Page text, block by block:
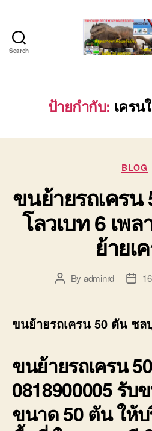
Search
ยก
ของ
ติด
ป้ายกำกับ: เครน
BLOG
ขนย้ายรถเคร
โลวเบท 6 เพ
ย้ายเ
PostBy adminrd
Post
ขนย้ายรถเครน 50 ตัน ชล
ขนย้ายรถเครน
0818900005 รับ
ขนาด 50 ตัน ให้